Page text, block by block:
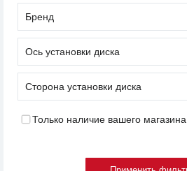
Бренд
Ось установки диска
Сторона установки диска
Только наличие вашего магазина